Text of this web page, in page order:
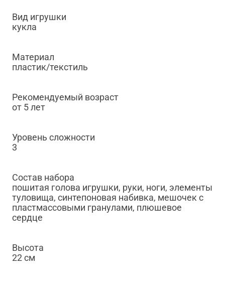
Вид игрушки
кукла
Материал
пластик/текстиль
Рекомендуемый возраст
от 5 лет
Уровень сложности
3
Состав набора
пошитая голова игрушки, руки, ноги, элементы
туловища, синтепоновая набивка, мешочек с
пластмассовыми гранулами, плюшевое
сердце
Высота
22 см